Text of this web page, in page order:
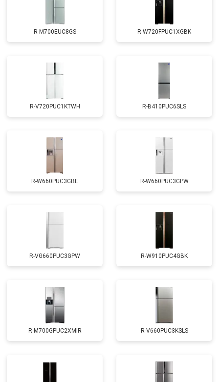
R-M700EUC8GS R-W720FPUC1XGBK
R-V720PUC1KTWH R-B410PUC6SLS
R-W660PUC3GBE R-W660PUC3GPW
R-VG660PUC3GPW R-W910PUC4GBK
R-M700GPUC2XMIR R-V660PUC3KSLS